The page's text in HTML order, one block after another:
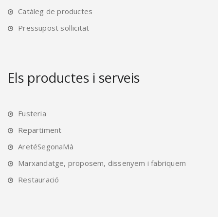
Catàleg de productes
Pressupost sol·licitat
Els productes i serveis
Fusteria
Repartiment
AretéSegonaMà
Marxandatge, proposem, dissenyem i fabriquem
Restauració